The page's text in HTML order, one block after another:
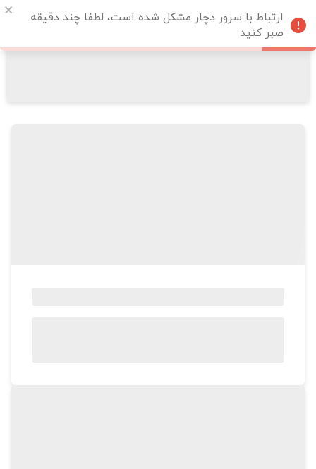
ارتباط با سرور دچار مشکل شده است، لطفا چند دقیقه
صبر کنید